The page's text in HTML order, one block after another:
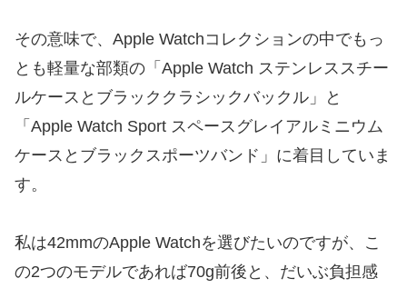
その意味で、Apple Watchコレクションの中でもっ
とも軽量な部類の「Apple Watch ステンレススチー
ルケースとブラッククラシックバックル」と
「Apple Watch Sport スペースグレイアルミニウム
ケースとブラックスポーツバンド」に着目していま
す。
私は42mmのApple Watchを選びたいのですが、こ
の2つのモデルであれば70g前後と、だいぶ負担感